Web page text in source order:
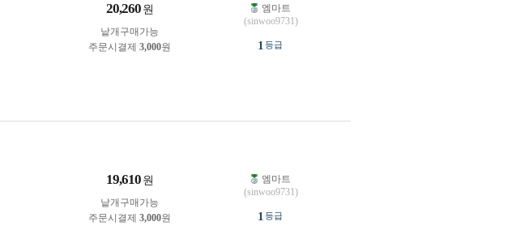
20,260 원
낱개구매가능
주문시결제 3,000원
엠마트
(sinwoo9731)
1 등급
19,610 원
낱개구매가능
주문시결제 3,000원
엠마트
(sinwoo9731)
1 등급